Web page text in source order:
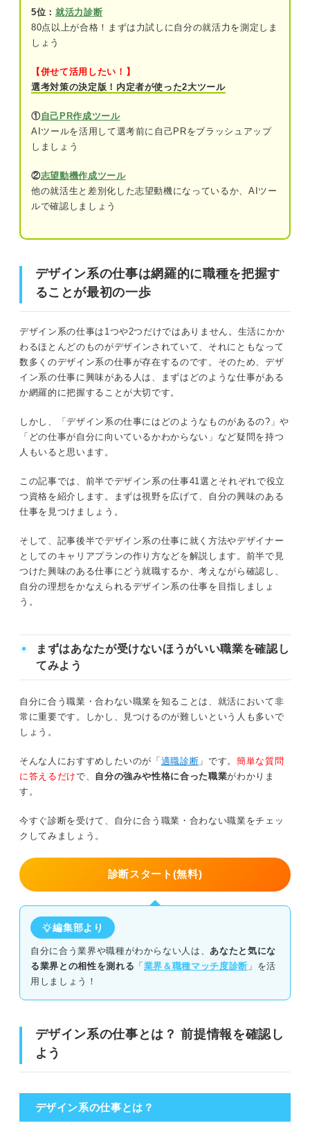
向いている人①：発想力に長けている人
い人
向いている人④：ヒアリング力が高い人
たくない人
未経験からデザイン系の仕事に就くための5ステッ
①デザイン系の仕事を網羅的に把握する
したいのか明確にする
⑤ポートフォリオを作成して選考に臨む
デザイナーはキャリアプランも重要！ その仕事だ
けのビジョンを作成する3ステップ
ステップ①志望職種の最新動向を入念に調
ステップ②将来的にその職種でどんな立場
になりたいか考える
5位： 就活力診断
80点以上が合格！まずは力試しに自分の就活力を測定しま
しょう
【併せて活用したい！】
選考対策の決定版！内定者が使った2大ツール
①自己PR作成ツール
AIツールを活用して選考前に自己PRをブラッシュアップ
しましょう
②志望動機作成ツール
他の就活生と差別化した志望動機になっているか、AIツー
ルで確認しましょう
デザイン系の仕事は網羅的に職種を把握す
ることが最初の一歩
デザイン系の仕事は1つや2つだけではありません。生活にかか
わるほとんどのものがデザインされていて、それにともなって
数多くのデザイン系の仕事が存在するのです。そのため、デザ
イン系の仕事に興味がある人は、まずはどのような仕事がある
か網羅的に把握することが大切です。
しかし、「デザイン系の仕事にはどのようなものがあるの?」や
「どの仕事が自分に向いているかわからない」など疑問を持つ
人もいると思います。
この記事では、前半でデザイン系の仕事41選とそれぞれで役立
つ資格を紹介します。まずは視野を広げて、自分の興味のある
仕事を見つけましょう。
そして、記事後半でデザイン系の仕事に就く方法やデザイナー
としてのキャリアプランの作り方などを解説します。前半で見
つけた興味のある仕事にどう就職するか、考えながら確認し、
自分の理想をかなえられるデザイン系の仕事を目指しましょ
う。
まずはあなたが受けないほうがいい職業を確認し
てみよう
自分に合う職業・合わない職業を知ることは、就活において非
常に重要です。しかし、見つけるのが難しいという人も多いで
しょう。
そんな人におすすめしたいのが「 適職診断 」です。 簡単な質問
に答えるだけで、 自分の強みや性格に合った職業がわかりま
す。
今すぐ診断を受けて、自分に合う職業・合わない職業をチェッ
クしてみましょう。
診断スタート(無料)
編集部より
自分に合う業界や職種がわからない人は、 あなたと気にな
る業界との相性を測れる 「 業界＆職種マッチ度診断 」を活
用しましょう！
デザイン系の仕事とは？ 前提情報を確認し
よう
デザイン系の仕事とは？
デザイン系の仕事は網羅的に職種を把握することが最初の
デザイン系の仕事とは？ 前提情報を確認しよう
定義：依頼者の要求に応えるデザインを制作する
種類：4つのジャンルに分けられる
働き方：インハウスか制作会社で大きく異なる
未経験からでもデザイン系の仕事に就ける？ 就活のプロ
が実態を解説
ジャンル別！ デザイン系の仕事41選＆役に立つ資格を紹
介
インテリアと空間デザインの仕事14選
グラフィックと紙媒体デザインの仕事10選
デザイン系の仕事に向いている人・向いていない人
向いている人①：発想力に長けている人
向いている人②：スケジュール管理に厳しい人
向いている人④：ヒアリング力が高い人
向いていない人①：自分のこだわりを曲げたくない人
未経験からデザイン系の仕事に就くための5ステップ
①デザイン系の仕事を網羅的に把握する
②自己分析をして自分がどんなデザインをしたいのか明確にす
る
④資格やスキルを取得する
デザイナーはキャリアプランも重要！ その仕事だけのビ
ジョンを作成する3ステップ